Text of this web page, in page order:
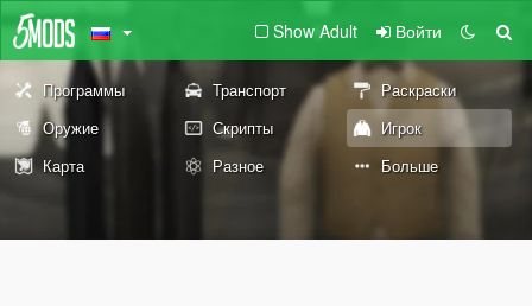
Show Adult Войти
Программы Транспорт
Раскраски
Оружие
Скрипты
Игрок
Карта
Разное Больше